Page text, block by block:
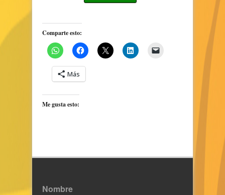
Comparte esto:
Más
Me gusta esto:
Nombre